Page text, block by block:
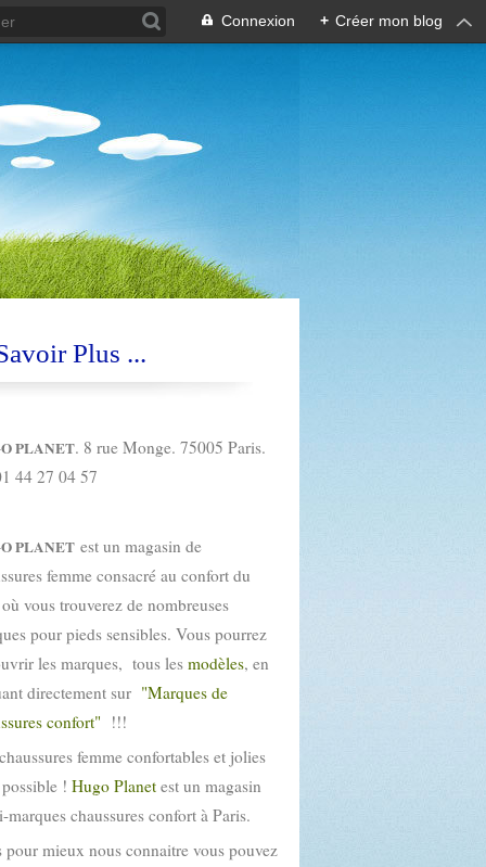
Connexion + Créer mon blog
Plus ...
PLANET. 8 rue Monge. 75005 Paris.
44 27 04 57
PLANET est un magasin de
femme consacré au confort du
vous trouverez de nombreuses
pour pieds sensibles. Vous pourrez
les marques, tous les modèles, en
directement sur "Marques de
confort" !!!
femme confortables et jolies
! Hugo Planet est un magasin
marques chaussures confort à Paris.
pour mieux nous connaitre vous pouvez